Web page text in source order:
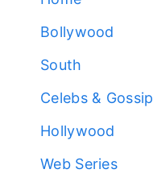
Bollywood
South
Celebs & Gossip
Hollywood
Web Series